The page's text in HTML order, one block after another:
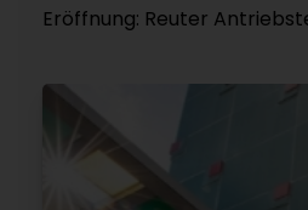
Eröffnung: Reuter